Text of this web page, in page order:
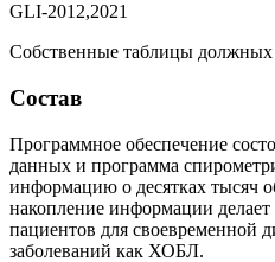
GLI-2012,2021
Собственные таблицы должных
Состав
Программное обеспечение
данных и программа
информацию о десятках тысяч
накопление информации
пациентов для своевременной
заболеваний как ХОБЛ.